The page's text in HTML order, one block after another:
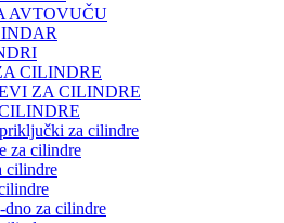
AVTOVUČU
CILINDRE
ZA CILINDRE
za cilindre
za cilindre
cilindre
dno za cilindre